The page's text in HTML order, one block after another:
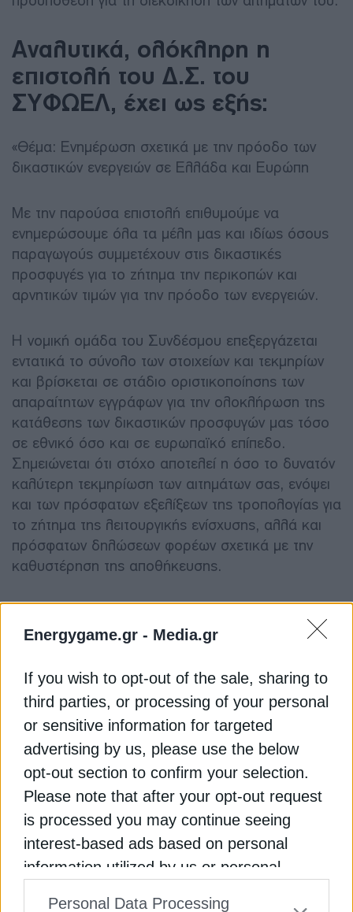
Energygame.gr - Media.gr
If you wish to opt-out of the sale, sharing to
third parties, or processing of your personal
or sensitive information for targeted
advertising by us, please use the below
opt-out section to confirm your selection.
Please note that after your opt-out request
is processed you may continue seeing
interest-based ads based on personal
information utilized by us or personal
Personal Data Processing
Αναλυτικά, ολόκληρη η
επιστολή του Δ.Σ. του
ΣΥΦΩΕΛ, έχει ως εξής:
«Θέμα: Ενημέρωση σχετικά με την πρόοδο των
δικαστικών ενεργειών σε Ελλάδα και Ευρώπη
Με την παρούσα επιστολή επιθυμούμε να
ενημερώσουμε όλα τα μέλη μας και ιδίως όσους
παραγωγούς συμμετέχουν στις δικαστικές
προσφυγές για το ζήτημα την περικοπών και
αρνητικών τιμών για την πρόοδο των ενεργειών.
Η νομική ομάδα του Συνδέσμου επεξεργάζεται
εντατικά το σύνολο των στοιχείων και τεκμηρίων
και βρίσκεται σε στάδιο οριστικοποίησης των
απαραίτητων εγγράφων για την ολοκλήρωση της
κατάθεσης των δικαστικών προσφυγών μας τόσο
σε εθνικό όσο και σε ευρωπαϊκό επίπεδο.
Σημειώνεται ότι στόχο αποτελεί η όσο το δυνατόν
καλύτερη τεκμηρίωση των αιτημάτων σας, ενόψει
και των πρόσφατων εξελίξεων της τροπολογίας για
το ζήτημα της λειτουργικής ενίσχυσης, αλλά και
πρόσφατων δηλώσεων φορέων σχετικά με την
καθυστέρηση της αποθήκευσης.
των δικαστικών μας κινήσεων έχει ως εξής:
Έως τις 15 Ιουλίου 2026: Θα πραγματοποιηθεί η
επίσημη κατάθεση των προσφυγών στα αρμόδια
Ευρωπαϊκά Όργανα, καθώς η διεθνοποίηση του
αγώνα μας αποτελεί πλέον μονόδρομο για τη
δικαίωση του κλάδου.
Αμέσως μετά: Θα ακολουθήσει η κατάθεση των
πρώτων μαζικών ομαδικών αγωγών κατά του
Ελληνικού Δημοσίου στα ελληνικά δικαστήρια.
Η πρωτοφανής και μαζική συμμετοχή των